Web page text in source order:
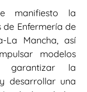
manifiesto la
de Enfermería de
La Mancha, así
modelos
garantizar la
desarrollar una